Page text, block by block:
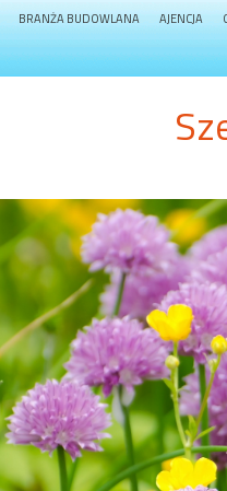
BRANŻA BUDOWLANA AJENCJA